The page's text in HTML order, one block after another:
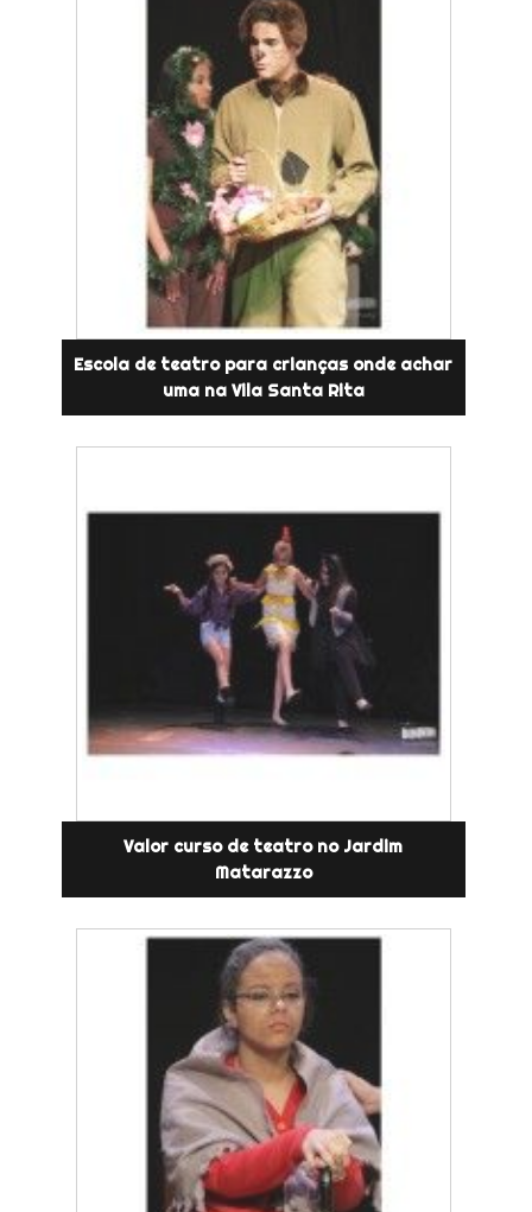
Escola de teatro para crianças onde achar
uma na Vila Santa Rita
Valor curso de teatro no Jardim
Matarazzo